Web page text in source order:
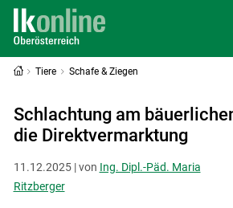
Tiere Schafe & Ziegen
Schlachtung am
die Direktvermarktung
11.12.2025 | von Ing. Dipl.-Päd. Maria
Ritzberger